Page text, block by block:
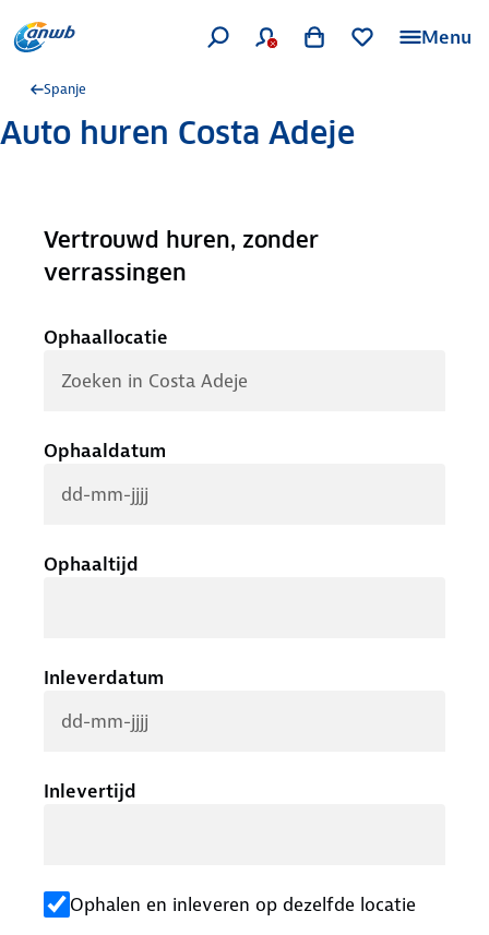
Menu
Spanje
Auto huren Costa Adeje
Vertrouwd huren, zonder
verrassingen
Ophaallocatie
Ophaaldatum
Ophaaltijd
Inleverdatum
Inlevertijd
Ophalen en inleveren op dezelfde locatie